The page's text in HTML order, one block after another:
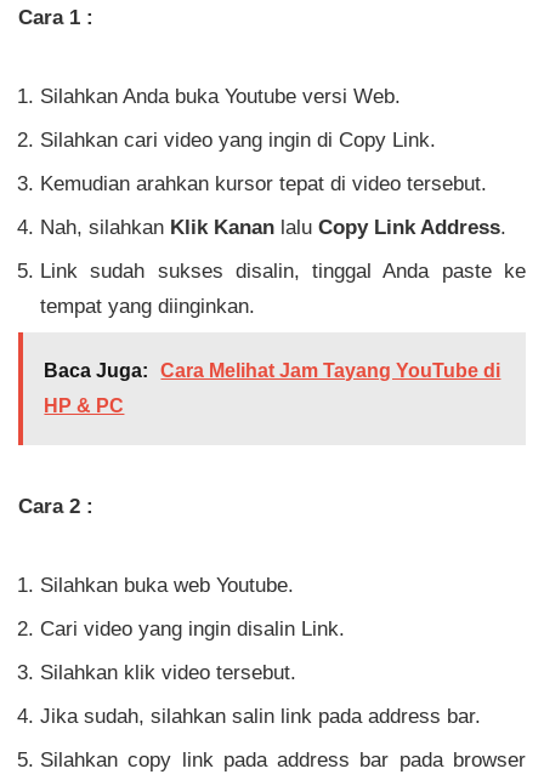
Cara 1 :
Silahkan Anda buka Youtube versi Web.
Silahkan cari video yang ingin di Copy Link.
Kemudian arahkan kursor tepat di video tersebut.
Nah, silahkan Klik Kanan lalu Copy Link Address.
Link sudah sukses disalin, tinggal Anda paste ke
tempat yang diinginkan.
Baca Juga:
Cara Melihat Jam Tayang YouTube di
HP & PC
Cara 2 :
Silahkan buka web Youtube.
Cari video yang ingin disalin Link.
Silahkan klik video tersebut.
Jika sudah, silahkan salin link pada address bar.
Silahkan copy link pada address bar pada browser